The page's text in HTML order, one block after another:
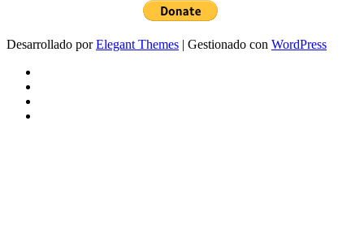
Desarrollado porElegant Themes | Gestionado con WordPress